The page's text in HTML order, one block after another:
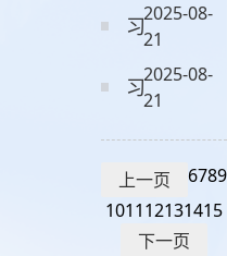
习近平观
2025-08-
21
习近平：
2025-08-
21
上一页 6789
101112131415
下一页